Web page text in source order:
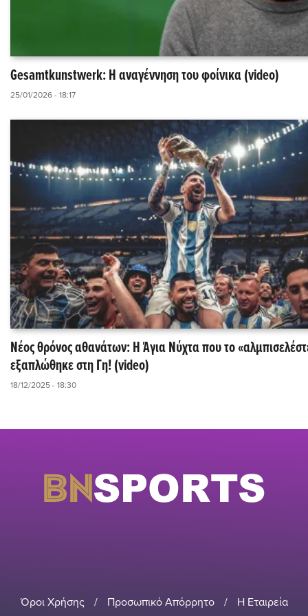
Gesamtkunstwerk: Η αναγέννηση του φοίνικα (video)
25/01/2026 - 18:17
Νέος θρόνος αθανάτων: Η Άγια Νύχτα που το
εξαπλώθηκε στη Γη! (video)
18/12/2025 - 18:30
Όροι Χρήσης / Προσωπικό Απόρρητο / Η Εταιρεία